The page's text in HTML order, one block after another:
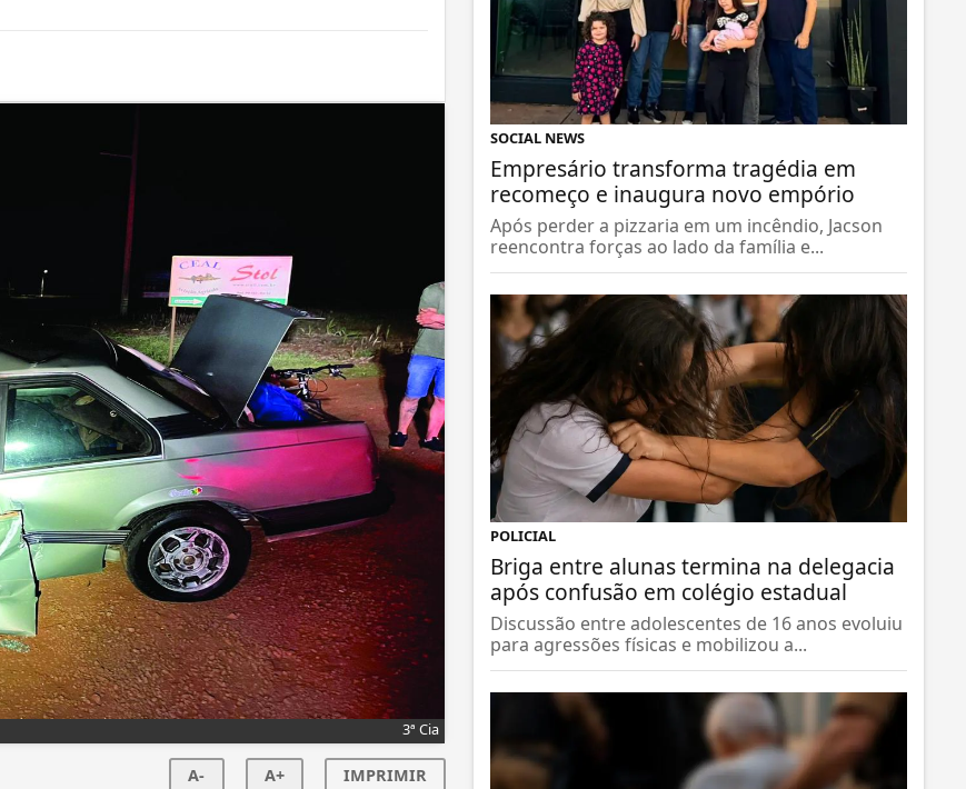
3ª Cia
A- A+ IMPRIMIR
SOCIAL NEWS
Empresário transforma tragédia em
recomeço e inaugura novo empório
Após perder a pizzaria em um incêndio, Jacson
reencontra forças ao lado da família e...
POLICIAL
Briga entre alunas termina na delegacia
após confusão em colégio estadual
Discussão entre adolescentes de 16 anos evoluiu
para agressões físicas e mobilizou a...